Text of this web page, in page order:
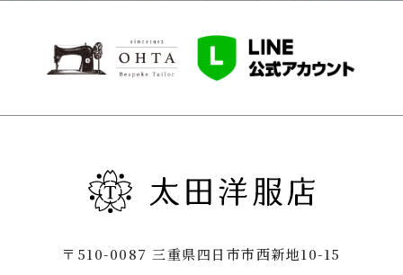
〒510-0087 三重県四日市市西新地10-15